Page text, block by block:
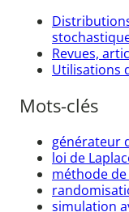
Revues,
Utilisations
Mots-clés
générateur
loi de
méthode
simulation